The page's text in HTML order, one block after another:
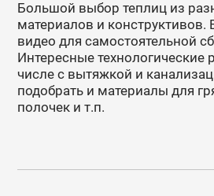
Большой выбор теплиц из
материалов и конструктивов.
видео для самостоятельной
Интересные технологические
числе с вытяжкой и
подобрать и материалы для
полочек и т.п.